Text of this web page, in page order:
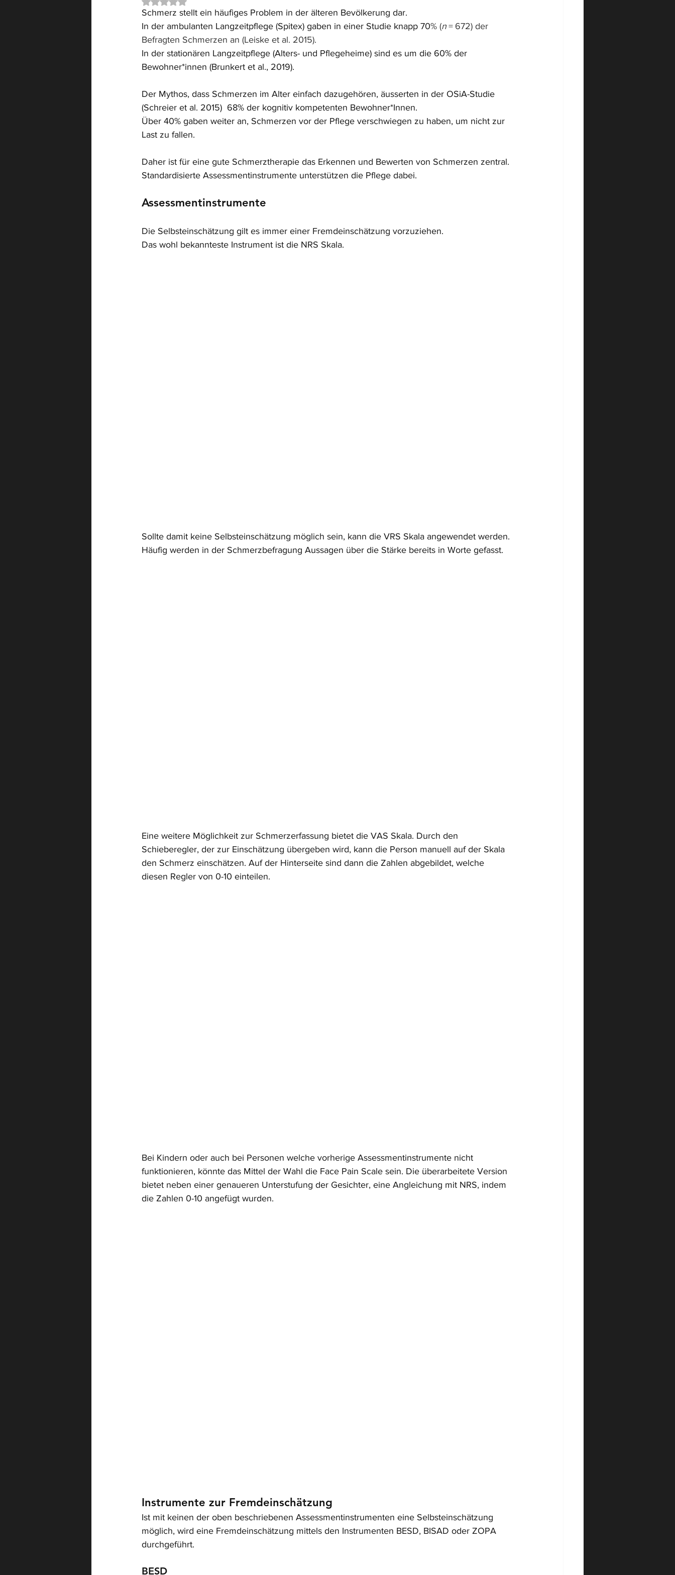
Digitalisierung Spitex Pflegediagnostik Leadership / Management
Pflegedokumentation
Schmerz stellt ein häufiges Problem in der älteren Bevölkerung dar.
In der ambulanten Langzeitpflege (Spitex) gaben in einer Studie knapp 70% (n = 672) der
Befragten Schmerzen an (Leiske et al. 2015).
In der stationären Langzeitpflege (Alters- und Pflegeheime) sind es um die 60% der
Bewohner*innen (Brunkert et al., 2019).
Der Mythos, dass Schmerzen im Alter einfach dazugehören, äusserten in der OSiA-Studie
(Schreier et al. 2015)  68% der kognitiv kompetenten Bewohner*Innen.
Über 40% gaben weiter an, Schmerzen vor der Pflege verschwiegen zu haben, um nicht zur
Last zu fallen.
Daher ist für eine gute Schmerztherapie das Erkennen und Bewerten von Schmerzen zentral.
Standardisierte Assessmentinstrumente unterstützen die Pflege dabei.
Assessmentinstrumente
Die Selbsteinschätzung gilt es immer einer Fremdeinschätzung vorzuziehen.
Das wohl bekannteste Instrument ist die NRS Skala.
Sollte damit keine Selbsteinschätzung möglich sein, kann die VRS Skala angewendet werden.
Häufig werden in der Schmerzbefragung Aussagen über die Stärke bereits in Worte gefasst.
Eine weitere Möglichkeit zur Schmerzerfassung bietet die VAS Skala. Durch den
Schieberegler, der zur Einschätzung übergeben wird, kann die Person manuell auf der Skala
den Schmerz einschätzen. Auf der Hinterseite sind dann die Zahlen abgebildet, welche
diesen Regler von 0-10 einteilen.
Bei Kindern oder auch bei Personen welche vorherige Assessmentinstrumente nicht
funktionieren, könnte das Mittel der Wahl die Face Pain Scale sein. Die überarbeitete Version
bietet neben einer genaueren Unterstufung der Gesichter, eine Angleichung mit NRS, indem
die Zahlen 0-10 angefügt wurden.
Instrumente zur Fremdeinschätzung
Ist mit keinen der oben beschriebenen Assessmentinstrumenten eine Selbsteinschätzung
möglich, wird eine Fremdeinschätzung mittels den Instrumenten BESD, BISAD oder ZOPA
durchgeführt.
BESD